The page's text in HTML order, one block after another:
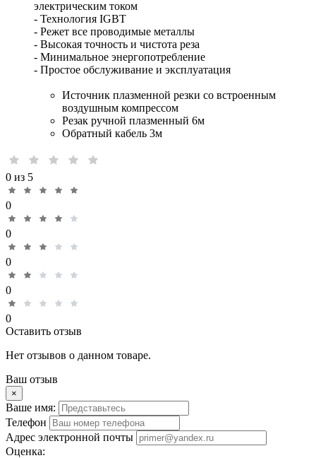
электрическим током
- Технология IGBT
- Режет все проводимые металлы
- Высокая точность и чистота реза
- Минимальное энергопотребление
- Простое обслуживание и эксплуатация
Источник плазменной резки со встроенным
воздушным компрессом
Резак ручной плазменный 6м
Обратный кабель 3м
0 из 5
0
0
0
0
0
Оставить отзыв
Нет отзывов о данном товаре.
Ваш отзыв
×
Ваше имя:
Телефон
Адрес электронной почты
Оценка: